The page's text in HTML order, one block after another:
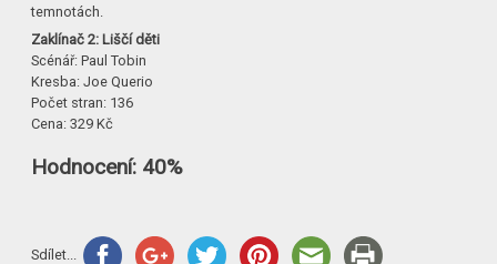
temnotách.
Zaklínač 2: Liščí děti
Scénář: Paul Tobin
Kresba: Joe Querio
Počet stran: 136
Cena: 329 Kč
Hodnocení: 40%
Sdílet...